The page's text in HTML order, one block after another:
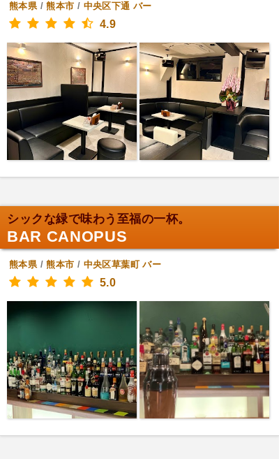
熊本県/熊本市 / 中央区下通 バー
4.9
シックな緑で味わう至福の一杯。
BAR CANOPUS
熊本県/熊本市 / 中央区草葉町 バー
5.0